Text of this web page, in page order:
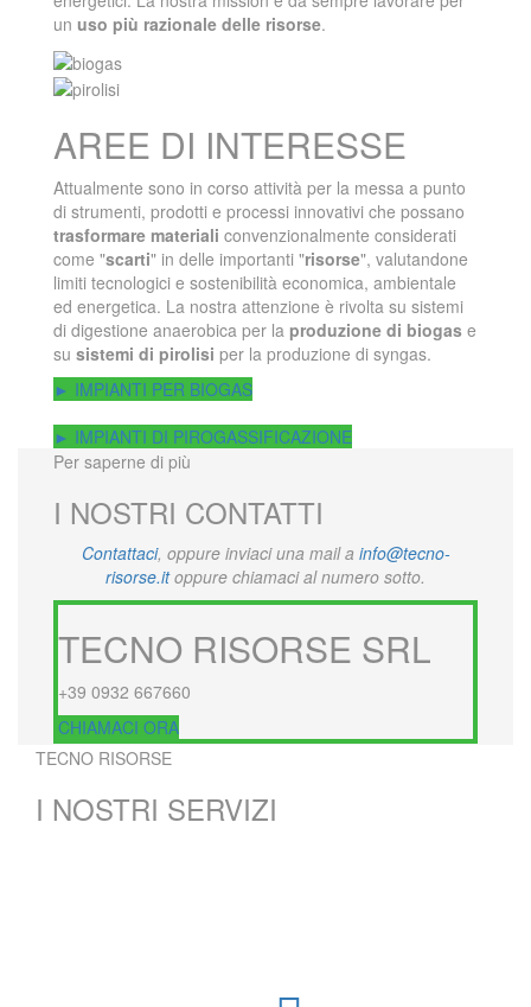
un uso più razionale delle risorse.
AREE DI INTERESSE
Attualmente sono in corso attività per la messa a punto
di strumenti, prodotti e processi innovativi che possano
trasformare materiali convenzionalmente considerati
come "scarti" in delle importanti "risorse", valutandone
limiti tecnologici e sostenibilità economica, ambientale
ed energetica. La nostra attenzione è rivolta su sistemi
di digestione anaerobica per la produzione di biogas e
su sistemi di pirolisi per la produzione di syngas.
► IMPIANTI PER BIOGAS
► IMPIANTI DI PIROGASSIFICAZIONE
Per saperne di più
I NOSTRI CONTATTI
Contattaci, oppure inviaci una mail a info@tecno-
risorse.itoppure chiamaci al numero sotto.
TECNO RISORSE SRL
+39 0932 667660
CHIAMACI ORA
TECNO RISORSE
I NOSTRI SERVIZI